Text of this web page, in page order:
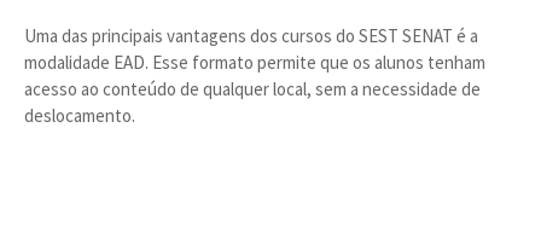
Uma das principais vantagens dos cursos do SEST SENAT é a
modalidade EAD. Esse formato permite que os alunos tenham
acesso ao conteúdo de qualquer local, sem a necessidade de
deslocamento.